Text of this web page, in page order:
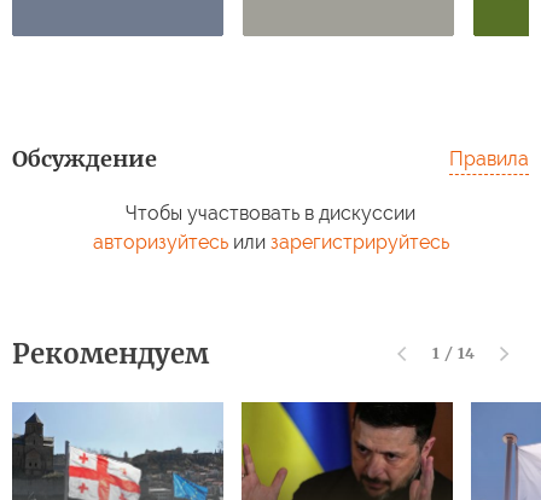
Обсуждение Правила
Чтобы участвовать в дискуссии
авторизуйтесьили зарегистрируйтесь
Рекомендуем 1 / 14